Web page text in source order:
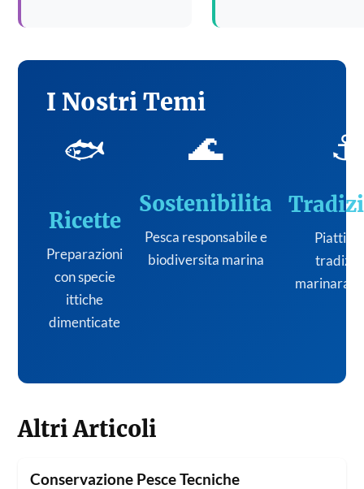
I Nostri Temi
🐟
Ricette
Preparazioni
con specie
ittiche
dimenticate
🌊
Sostenibilita
Pesca responsabile e
biodiversita marina
⚓
Piatti
marinara
Altri Articoli
Conservazione Pesce Tecniche